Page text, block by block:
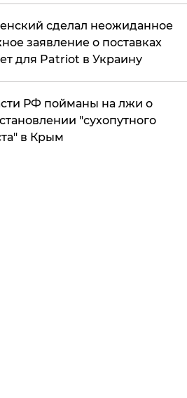
сделал неожиданное
заявление о поставках
для Patriot в Украину
РФ пойманы на лжи о
"сухопутного
в Крым